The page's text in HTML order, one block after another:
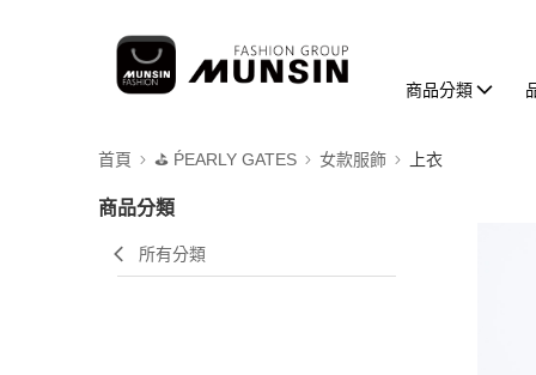
商品分類
首頁 ⛳️ ṔEARLY GATES 女款服飾 上衣
商品分類
所有分類